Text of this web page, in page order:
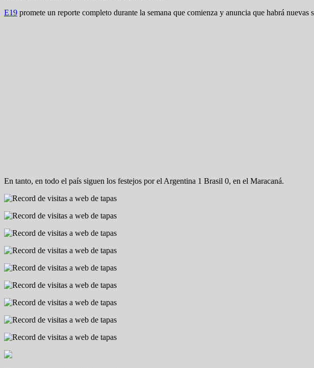
E19 promete un reporte completo durante la semana que comienza y anuncia que habrá
En tanto, en todo el país siguen los festejos por el Argentina 1 Brasil 0, en el Maracaná.